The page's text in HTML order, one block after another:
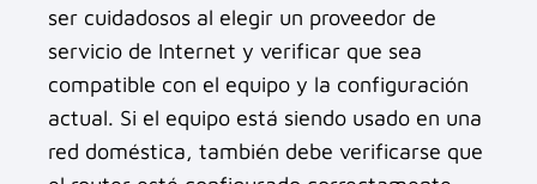
ser cuidadosos al elegir un proveedor de
servicio de Internet y verificar que sea
compatible con el equipo y la configuración
actual. Si el equipo está siendo usado en una
red doméstica, también debe verificarse que